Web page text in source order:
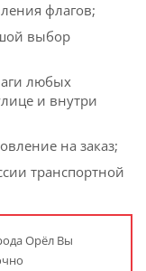
флагов;
выбор
любых
и внутри
на заказ;
транспортной
Орёл Вы